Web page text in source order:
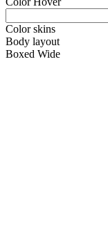
Color skins
Body layout
Boxed Wide